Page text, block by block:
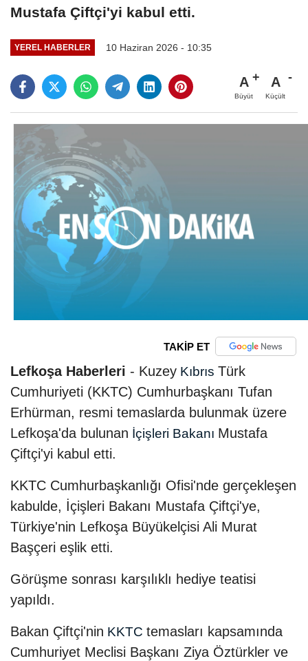
Mustafa Çiftçi'yi kabul etti.
YEREL HABERLER 10 Haziran 2026 - 10:35
A
Büyüt
A
Küçült
TAKİP ET
Lefkoşa Haberleri - Kuzey Kıbrıs Türk
Cumhuriyeti (KKTC) Cumhurbaşkanı Tufan
Erhürman, resmi temaslarda bulunmak üzere
Lefkoşa'da bulunan İçişleri Bakanı Mustafa
Çiftçi'yi kabul etti.
KKTC Cumhurbaşkanlığı Ofisi'nde gerçekleşen
kabulde, İçişleri Bakanı Mustafa Çiftçi'ye,
Türkiye'nin Lefkoşa Büyükelçisi Ali Murat
Başçeri eşlik etti.
Görüşme sonrası karşılıklı hediye teatisi
yapıldı.
Bakan Çiftçi'nin KKTC temasları kapsamında
Cumhuriyet Meclisi Başkanı Ziya Öztürkler ve